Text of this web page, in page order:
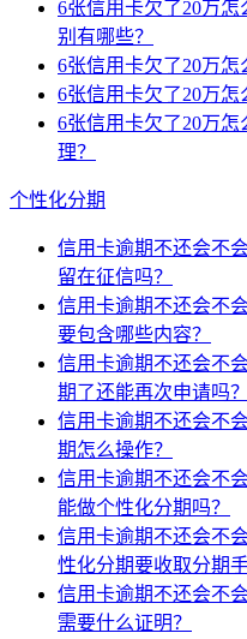
6张信用卡欠了20万
别有哪些？
6张信用卡欠了20万怎
6张信用卡欠了20万怎
6张信用卡欠了20万
理？
个性化分期
信用卡逾期不还会不
留在征信吗？
信用卡逾期不还会不
要包含哪些内容？
信用卡逾期不还会不
期了还能再次申请吗？
信用卡逾期不还会不
期怎么操作？
信用卡逾期不还会不
能做个性化分期吗？
信用卡逾期不还会不
性化分期要收取分期
信用卡逾期不还会不
需要什么证明？